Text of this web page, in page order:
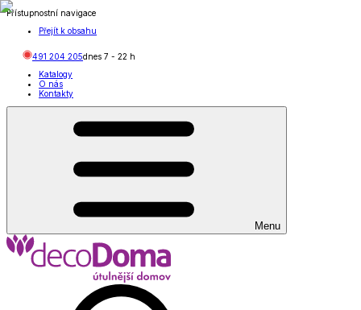
Přístupnostní navigace
Přejít k obsahu
491 204 205dnes 7 - 22 h
Katalogy
O nás
Kontakty
Menu